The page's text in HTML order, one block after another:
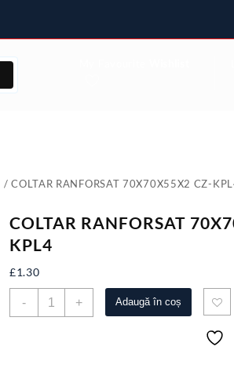
/ COLTAR RANFORSAT 70X70X55X2 CZ-
COLTAR RANFORSAT
KPL4
£1.30
-
Cantitate+ Adaugă în coș